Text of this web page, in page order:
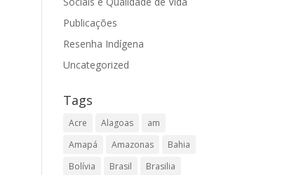
Publicações
Resenha Indígena
Uncategorized
Tags
Acre Alagoas
am
Amapá
Amazonas
Bahia
Bolívia
Brasil
Brasilia